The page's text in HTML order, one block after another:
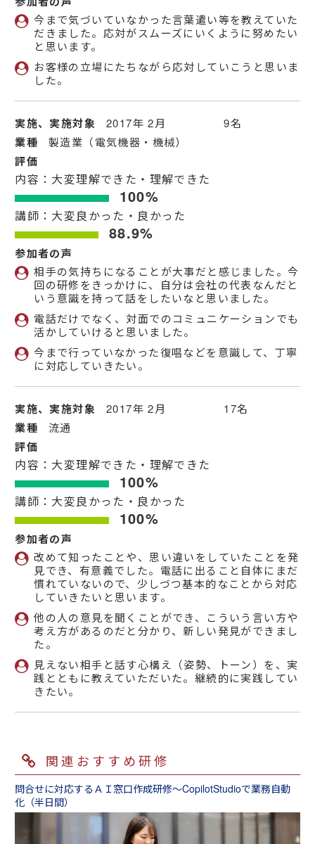
今まで気づいていなかった言葉遣い等を教えていた
だきました。応対がスムーズにいくように努めたい
と思います。
お客様の立場にたちながら応対していこうと思いま
した。
実施、実施対象 2017年 2月 9名
業種 製造業（電気機器・機械）
評価
内容：大変理解できた・理解できた
100%
講師：大変良かった・良かった
88.9%
参加者の声
相手の気持ちになることが大事だと感じました。今
回の研修をきっかけに、自分は会社の代表なんだと
いう意識を持って話をしたいなと思いました。
電話だけでなく、対面でのコミュニケーションでも
活かしていけると思いました。
今まで行っていなかった復唱などを意識して、丁寧
に対応していきたい。
実施、実施対象 2017年 2月 17名
業種 流通
評価
内容：大変理解できた・理解できた
100%
講師：大変良かった・良かった
100%
参加者の声
改めて知ったことや、思い違いをしていたことを発
見でき、有意義でした。電話に出ること自体にまだ
慣れていないので、少しづつ基本的なことから対応
していきたいと思います。
他の人の意見を聞くことができ、こういう言い方や
考え方があるのだと分かり、新しい発見ができまし
た。
見えない相手と話す心構え（姿勢、トーン）を、実
践とともに教えていただいた。継続的に実践してい
きたい。
関連おすすめ研修
問合せに対応するＡＩ窓口作成研修～CopilotStudioで業務自動
化（半日間）